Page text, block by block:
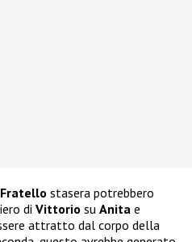
stasera potrebbero
di Vittorio su Anita e
attratto dal corpo della